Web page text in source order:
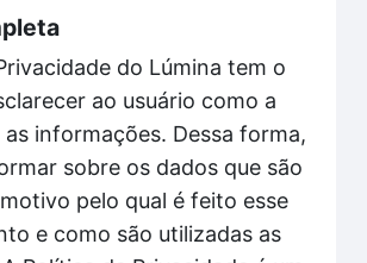
do Lúmina tem o
ao usuário como a
as informações. Dessa forma,
sobre os dados que são
pelo qual é feito esse
e como são utilizadas as